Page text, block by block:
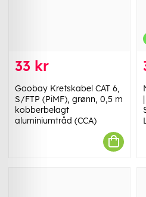
33 kr
Goobay Kretskabel CAT 6,
S/FTP (PiMF), grønn, 0,5 m
kobberbelagt
aluminiumtråd (CCA)